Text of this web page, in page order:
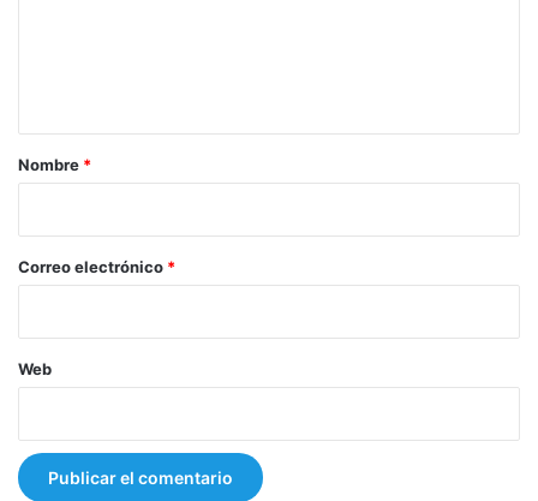
r
*
Nombre *
Correo electrónico *
Web